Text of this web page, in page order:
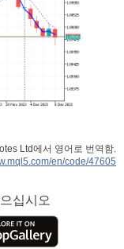
Ltd에서 영어로 번역함.
en/code/47605
십시오